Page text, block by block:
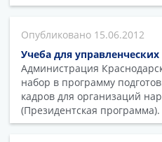
15.06.2012
Учеба для
Администрация
набор в программу
кадров для организаций
(Президентская программа).